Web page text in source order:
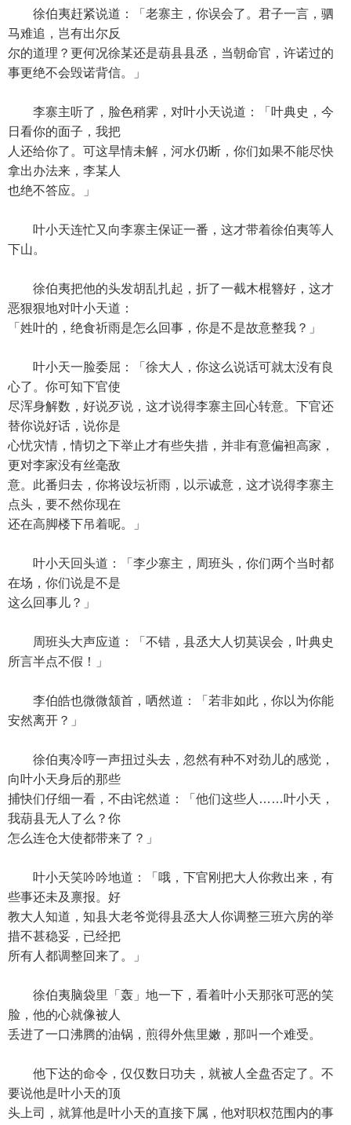
徐伯夷赶紧说道：「老寨主，你误会了。君子一言，驷
马难追，岂有出尔反
尔的道理？更何况徐某还是葫县县丞，当朝命官，许诺过的
事更绝不会毁诺背信。」
李寨主听了，脸色稍霁，对叶小天说道：「叶典史，今
日看你的面子，我把
人还给你了。可这旱情未解，河水仍断，你们如果不能尽快
拿出办法来，李某人
也绝不答应。」
叶小天连忙又向李寨主保证一番，这才带着徐伯夷等人
下山。
徐伯夷把他的头发胡乱扎起，折了一截木棍簪好，这才
恶狠狠地对叶小天道：
「姓叶的，绝食祈雨是怎么回事，你是不是故意整我？」
叶小天一脸委屈：「徐大人，你这么说话可就太没有良
心了。你可知下官使
尽浑身解数，好说歹说，这才说得李寨主回心转意。下官还
替你说好话，说你是
心忧灾情，情切之下举止才有些失措，并非有意偏袒高家，
更对李家没有丝毫敌
意。此番归去，你将设坛祈雨，以示诚意，这才说得李寨主
点头，要不然你现在
还在高脚楼下吊着呢。」
叶小天回头道：「李少寨主，周班头，你们两个当时都
在场，你们说是不是
这么回事儿？」
周班头大声应道：「不错，县丞大人切莫误会，叶典史
所言半点不假！」
李伯皓也微微颔首，哂然道：「若非如此，你以为你能
安然离开？」
徐伯夷冷哼一声扭过头去，忽然有种不对劲儿的感觉，
向叶小天身后的那些
捕快们仔细一看，不由诧然道：「他们这些人……叶小天，
我葫县无人了么？你
怎么连仓大使都带来了？」
叶小天笑吟吟地道：「哦，下官刚把大人你救出来，有
些事还未及禀报。好
教大人知道，知县大老爷觉得县丞大人你调整三班六房的举
措不甚稳妥，已经把
所有人都调整回来了。」
徐伯夷脑袋里「轰」地一下，看着叶小天那张可恶的笑
脸，他的心就像被人
丢进了一口沸腾的油锅，煎得外焦里嫩，那叫一个难受。
他下达的命令，仅仅数日功夫，就被人全盘否定了。不
要说他是叶小天的顶
头上司，就算他是叶小天的直接下属，他对职权范围内的事